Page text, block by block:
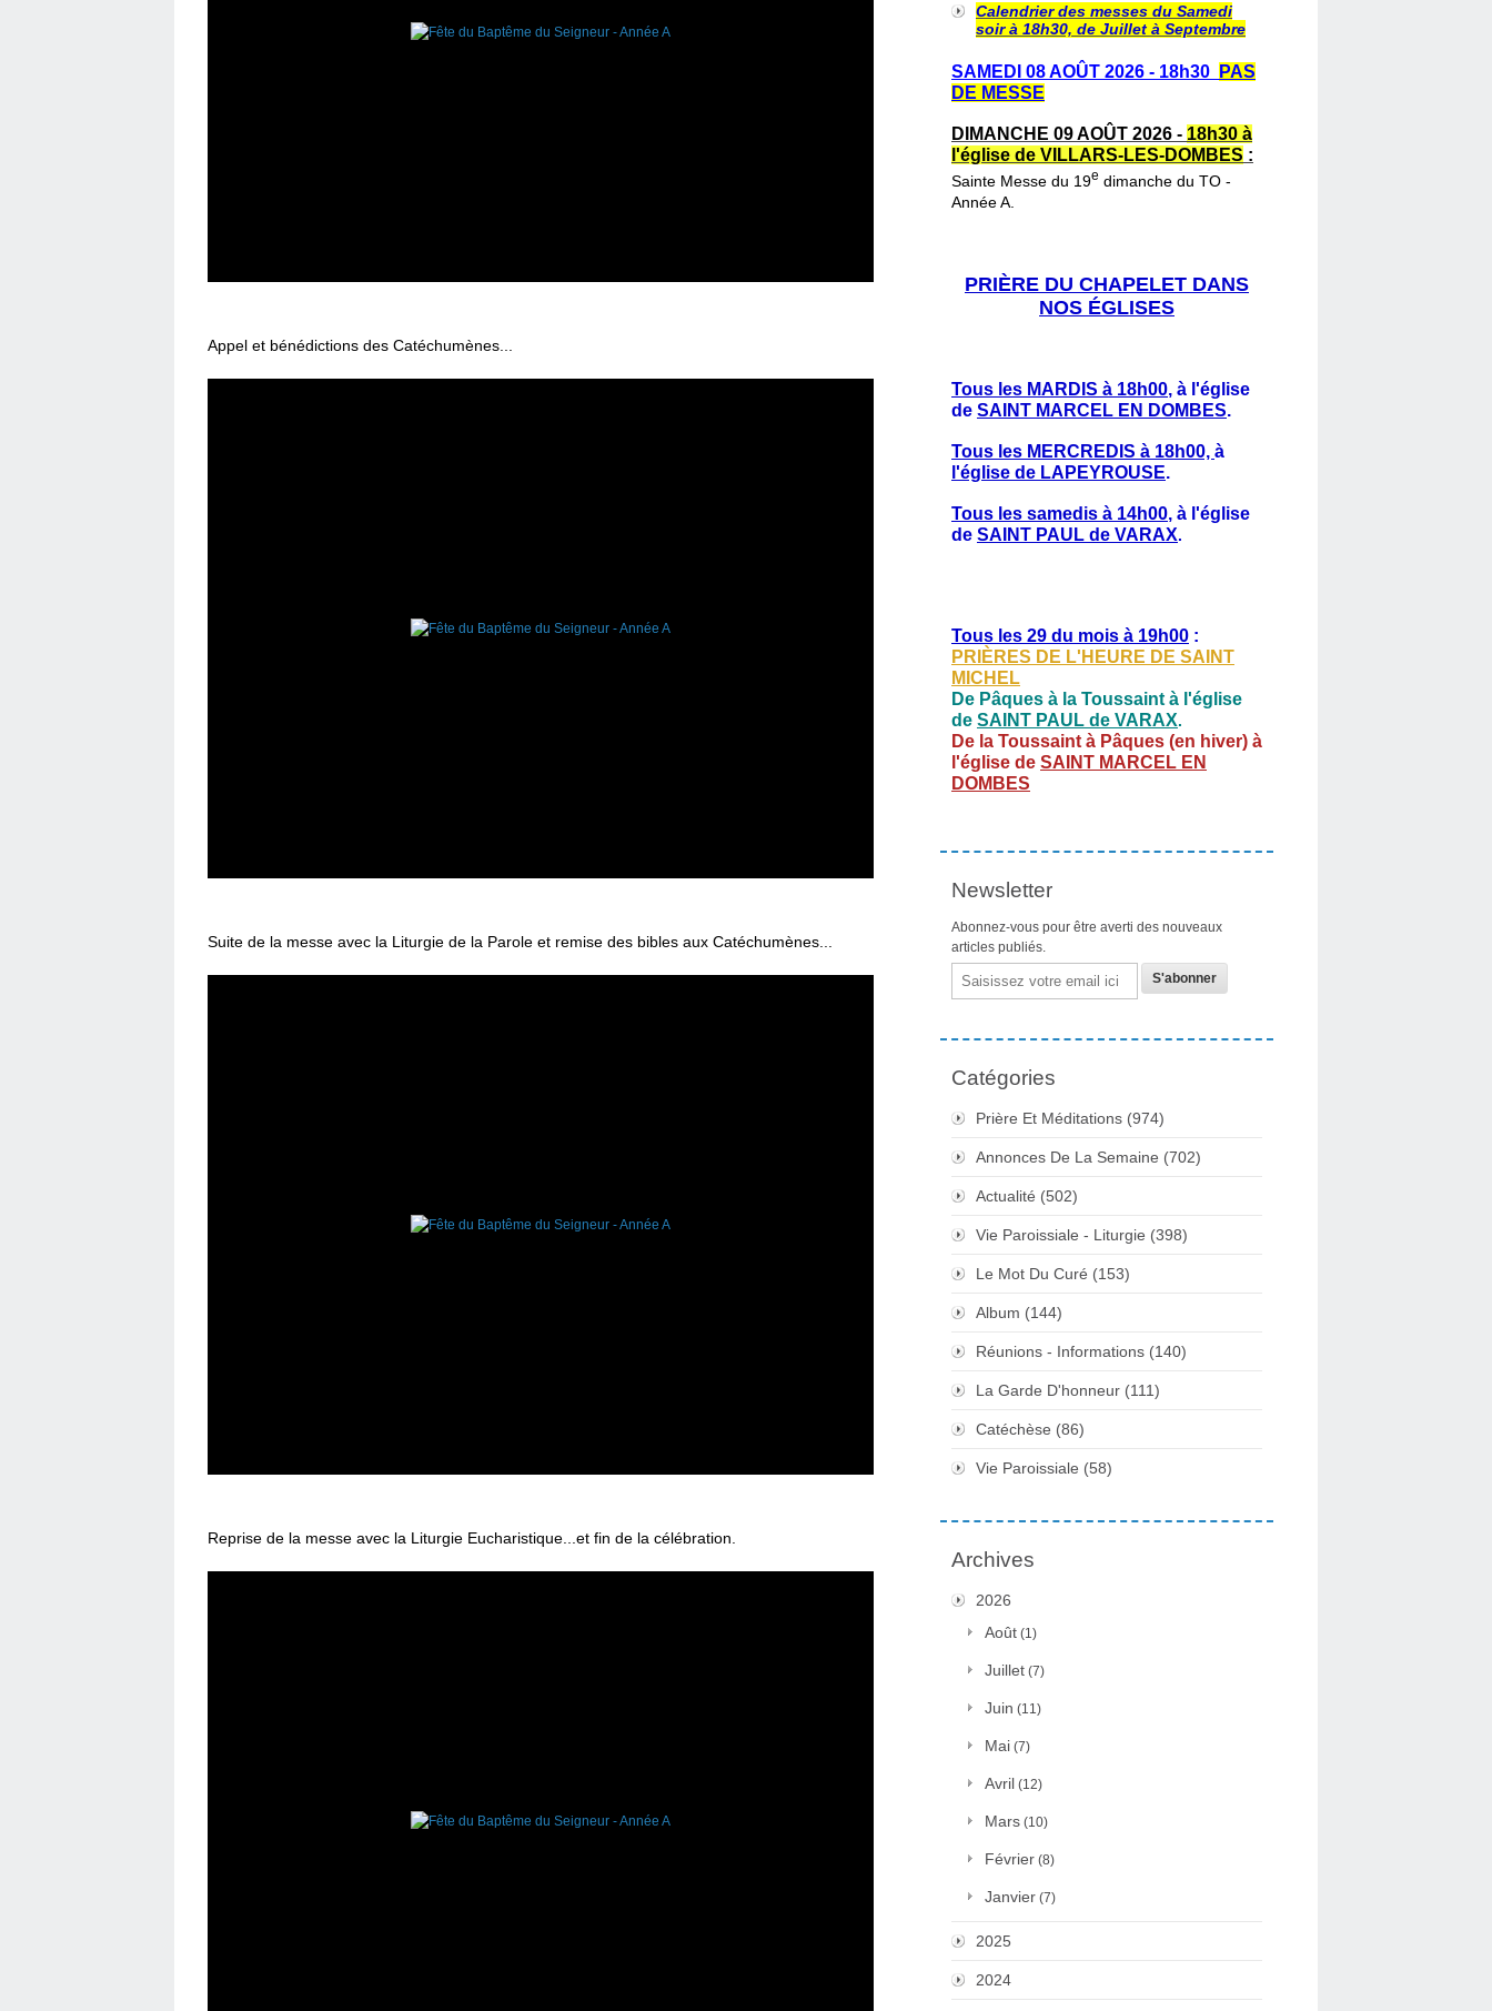
Appel et bénédictions des Catéchumènes...
Suite de la messe avec la Liturgie de la Parole et remise des bibles aux Catéchumènes...
Reprise de la messe avec la Liturgie Eucharistique...et fin de la célébration.
Calendrier des messes du Samedi
soir à 18h30, de Juillet à Septembre
SAMEDI 08 AOÛT 2026 - 18h30
PAS
DE MESSE
DIMANCHE 09 AOÛT 2026 - 18h30 à
l'église de VILLARS-LES-DOMBES :
Sainte Messe du 19e dimanche du TO -
Année A.
PRIÈRE DU CHAPELET DANS
NOS ÉGLISES
Tous les MARDIS à 18h00, à l'église
de SAINT MARCEL EN DOMBES.
Tous les MERCREDIS à 18h00, à
l'église de LAPEYROUSE.
Tous les samedis à 14h00, à l'église
de SAINT PAUL de VARAX.
Tous les 29 du mois à 19h00 :
PRIÈRES DE L'HEURE DE SAINT
MICHEL
De Pâques à la Toussaint à l'église
de SAINT PAUL de VARAX.
De la Toussaint à Pâques (en hiver) à
l'église de SAINT MARCEL EN
DOMBES
Newsletter
Abonnez-vous pour être averti des nouveaux
articles publiés.
Email
Catégories
Prière Et Méditations (974)
Annonces De La Semaine (702)
Actualité (502)
Vie Paroissiale - Liturgie (398)
Le Mot Du Curé (153)
Album (144)
Réunions - Informations (140)
La Garde D'honneur (111)
Catéchèse (86)
Vie Paroissiale (58)
Archives
2026
Août (1)
Juillet (7)
Juin (11)
Mai (7)
Avril (12)
Mars (10)
Février (8)
Janvier (7)
2025
2024